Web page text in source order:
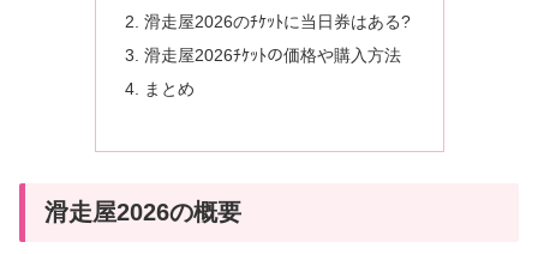
滑走屋2026のﾁｹｯﾄに当日券はある?
滑走屋2026ﾁｹｯﾄの価格や購入方法
まとめ
滑走屋2026の概要